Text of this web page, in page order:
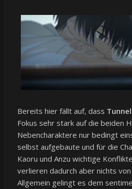
Bereits hier fällt auf, dass
Fokus sehr stark auf die beiden
Nebencharaktere nur bedingt
selbst aufgebaute und für die
Kaoru und Anzu wichtige
verlieren dadurch aber nichts
Allgemein gelingt es dem